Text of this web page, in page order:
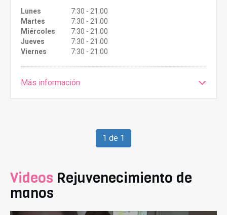
Lunes
7:30 - 21:00
Martes
7:30 - 21:00
Miércoles
7:30 - 21:00
Jueves
7:30 - 21:00
Viernes
7:30 - 21:00
Más información
1 de 1
Videos Rejuvenecimiento de
manos